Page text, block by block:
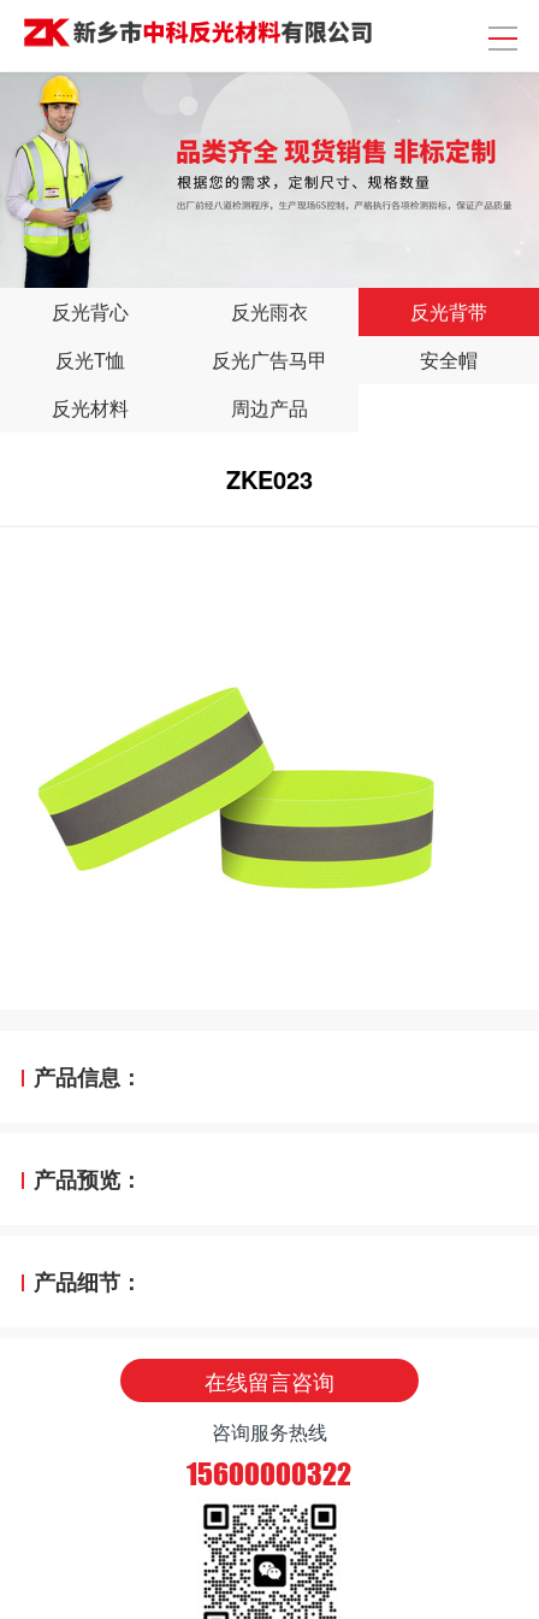
反光背心 反光雨衣
反光背带
反光T恤
反光广告马甲
安全帽
反光材料
周边产品
ZKE023
产品信息：
产品预览：
产品细节：
在线留言咨询
咨询服务热线
15600000322